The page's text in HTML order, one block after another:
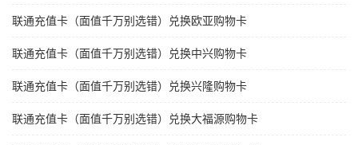
联通充值卡（面值千万别选错）兑换欧亚购物卡
联通充值卡（面值千万别选错）兑换中兴购物卡
联通充值卡（面值千万别选错）兑换兴隆购物卡
联通充值卡（面值千万别选错）兑换大福源购物卡